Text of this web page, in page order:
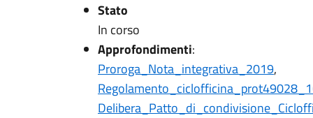
Stato
In corso
Approfondimenti:
Proroga_Nota_integrativa_2019,